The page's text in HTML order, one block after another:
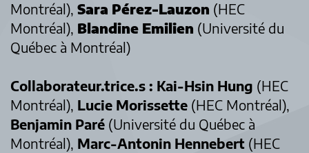
Montréal), Sara Pérez-Lauzon (HEC
Montréal), Blandine Emilien (Université du
Québec à Montréal)
Collaborateur.trice.s : Kai-Hsin Hung (HEC
Montréal), Lucie Morissette (HEC Montréal),
Benjamin Paré (Université du Québec à
Montréal), Marc-Antonin Hennebert (HEC